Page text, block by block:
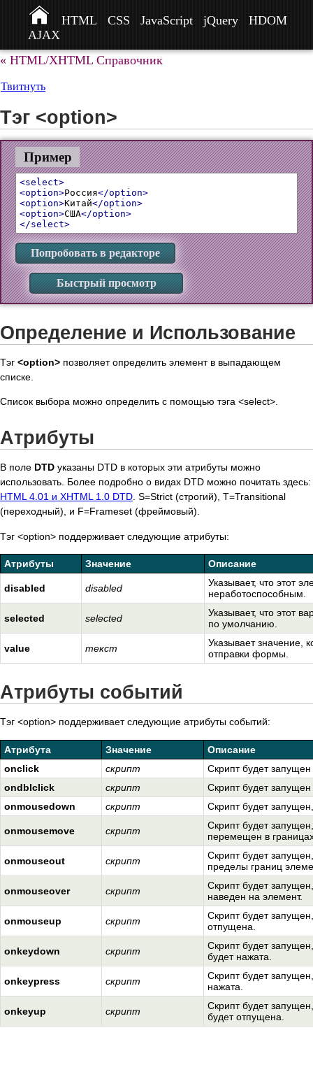
HTML CSS JavaScript jQuery
HDOM
AJAX
« HTML/XHTML Справочник
Твитнуть
Тэг <option>
Пример
<select>
<option>Россия</option>
<option>Китай</option>
<option>США</option>
</select>
Попробовать в редакторе
Быстрый просмотр
Определение и Использование
Тэг <option> позволяет определить элемент в выпадающем
списке.
Список выбора можно определить с помощью тэга <select>.
Атрибуты
В поле DTD указаны DTD в которых эти атрибуты можно
использовать. Более подробно о видах DTD можно почитать здесь:
HTML 4.01 и XHTML 1.0 DTD. S=Strict (строгий), T=Transitional
(переходный), и F=Frameset (фреймовый).
Тэг <option> поддерживает следующие атрибуты:
Атрибуты Значение Описание
disabled disabled
Указывает, что этот
неработоспособным.
selected selected
Указывает, что этот
по умолчанию.
value текст
Указывает значение,
отправки формы.
Атрибуты событий
Тэг <option> поддерживает следующие атрибуты событий:
Атрибута Значение
Описание
onclick
скрипт
Скрипт будет
ondblclick
скрипт
Скрипт будет
onmousedown
скрипт Скрипт будет
onmousemove скрипт
Скрипт будет
перемещен в
onmouseout скрипт
Скрипт будет
пределы границ
onmouseover скрипт
Скрипт будет
наведен на элемент.
onmouseup скрипт
Скрипт будет
отпущена.
onkeydown скрипт
Скрипт будет
будет нажата.
onkeypress скрипт
Скрипт будет
нажата.
onkeyup скрипт
Скрипт будет
будет отпущена.